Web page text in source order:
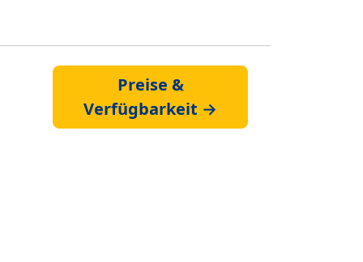
Preise &
Verfügbarkeit →